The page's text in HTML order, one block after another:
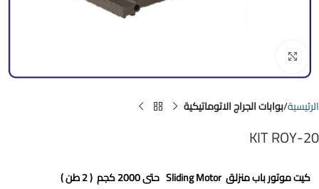
الرئيسية بوابات الجراج الاتوماتيكية
KIT ROY-20
كيت موتور باب منزلقSliding Motor حتى2000كجم ( 2 طن )